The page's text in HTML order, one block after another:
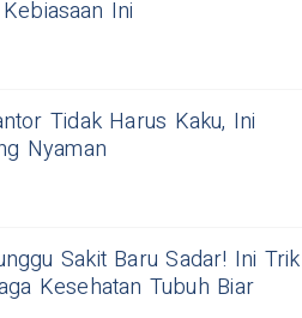
Ini
Tidak Harus Kaku, Ini
Nyaman
Sakit Baru Sadar! Ini Trik
Kesehatan Tubuh Biar